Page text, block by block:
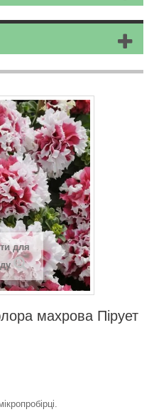
для
махрова Пірует